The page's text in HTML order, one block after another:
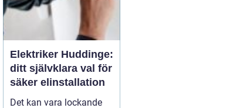
Elektriker Huddinge:
ditt självklara val för
säker elinstallation
Det kan vara lockande